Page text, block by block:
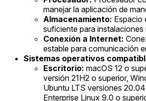
manejar la aplicación de
Almacenamiento: Espacio
suficiente para instalaciones
Conexión a Internet:
estable para comunicación
Sistemas operativos
Escritorio: macOS 12 o
versión 21H2 o superior,
Ubuntu LTS versiones
Enterprise Linux 9.0 o